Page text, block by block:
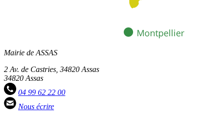
Mairie de ASSAS
2 Av. de Castries, 34820 Assas
34820 Assas
04 99 62 22 00
Nous écrire